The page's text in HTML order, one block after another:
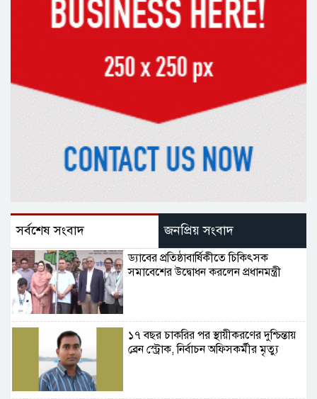
সর্বশেষ সংবাদ জনপ্রিয় সংবাদ
ড্যাবের প্রতিষ্ঠাবার্ষিকীতে চিকিৎসক
সমাবেশের উদ্বোধন করলেন প্রধানমন্ত্রী
১৭ বছর চাকরির পর স্থায়ীকরণের দুশ্চিন্তায়
ব্রেন স্ট্রোক, নির্বাচন অফিসকর্মীর মৃত্যু